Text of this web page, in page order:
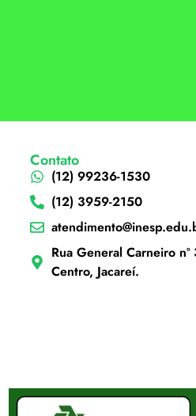
Contato
(12) 99236-1530
(12) 3959-2150
Rua General Carneiro nº
Centro, Jacareí.